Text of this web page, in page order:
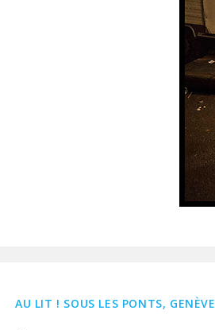
AU LIT ! SOUS LES PONTS, GENÈVE